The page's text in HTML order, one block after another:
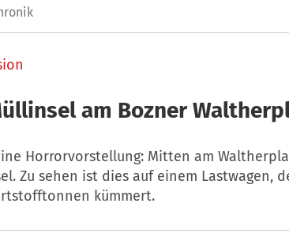
am Bozner
Horrorvorstellung: Mitten am
Zu sehen ist dies auf einem Lastwagen,
kümmert.